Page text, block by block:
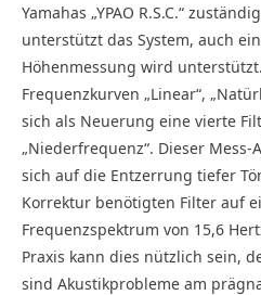
Yamahas „YPAO R.S.C.“
unterstützt das System, auch
Höhenmessung wird
Frequenzkurven „Linear“,
sich als Neuerung eine vierte
„Niederfrequenz“. Dieser
sich auf die Entzerrung tiefer
Korrektur benötigten Filter auf
Frequenzspektrum von 15,6
Praxis kann dies nützlich sein,
sind Akustikprobleme am